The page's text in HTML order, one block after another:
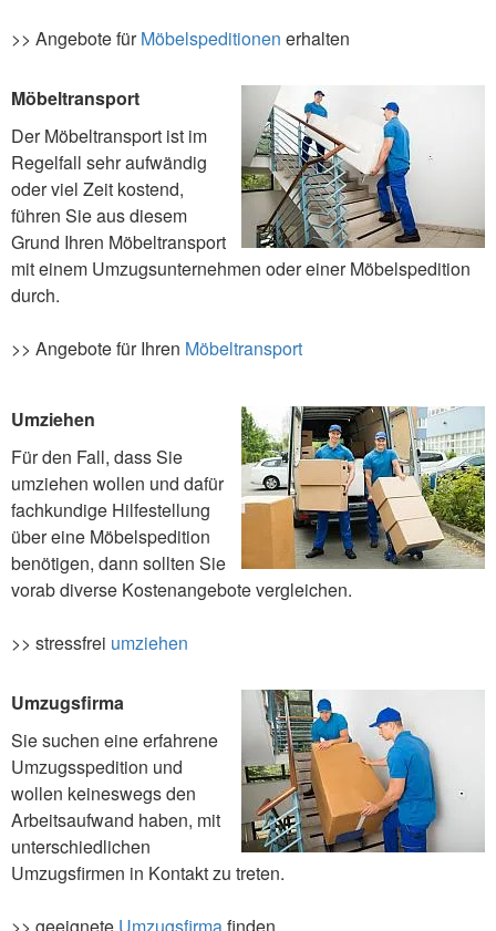
>> Angebote fürMöbelspeditionen erhalten
Möbeltransport
Der Möbeltransport ist im
Regelfall sehr aufwändig
oder viel Zeit kostend,
führen Sie aus diesem
Grund Ihren Möbeltransport
mit einem Umzugsunternehmen oder einer Möbelspedition
durch.
>> Angebote für Ihren Möbeltransport
Umziehen
Für den Fall, dass Sie
umziehen wollen und dafür
fachkundige Hilfestellung
über eine Möbelspedition
benötigen, dann sollten Sie
vorab diverse Kostenangebote vergleichen.
>> stressfrei umziehen
Umzugsfirma
Sie suchen eine erfahrene
Umzugsspedition und
wollen keineswegs den
Arbeitsaufwand haben, mit
unterschiedlichen
Umzugsfirmen in Kontakt zu treten.